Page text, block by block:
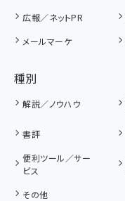
広報／ネットPR
メールマーケ
種別
解説／ノウハウ
書評
便利ツール／サー
ビス
その他